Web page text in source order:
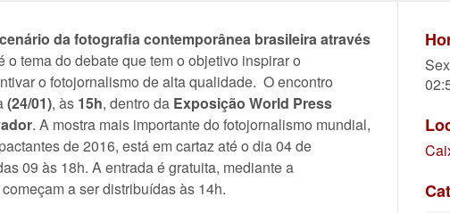
da fotografia contemporânea brasileira através
o tema do debate que tem o objetivo inspirar o
o fotojornalismo de alta qualidade. O encontro
(24/01), às 15h, dentro da Exposição World Press
. A mostra mais importante do fotojornalismo mundial,
de 2016, está em cartaz até o dia 04 de
09 às 18h. A entrada é gratuita, mediante a
a ser distribuídas às 14h.